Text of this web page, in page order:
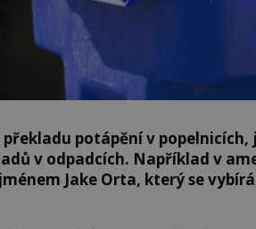
potápění v popelnicích,
v odpadcích. Například v
Jake Orta, který se